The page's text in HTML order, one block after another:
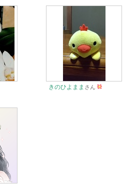
きのひよまま さん